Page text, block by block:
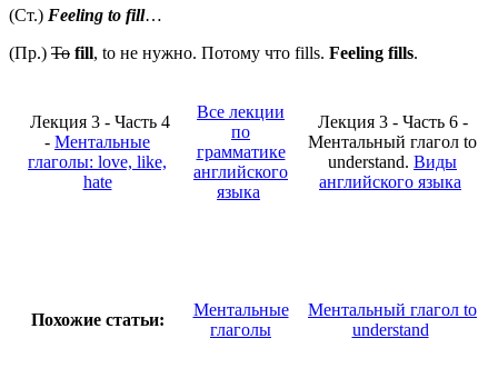
(Ст.) Feeling to fill…
(Пр.) To fill, to не нужно. Потому что fills. Feeling fills.
Лекция 3 - Часть 4
- Ментальные
глаголы: love, like,
hate
Все лекции
по
грамматике
английского
языка
Лекция 3 - Часть 6 -
Ментальный глагол to
understand. Виды
английского языка
Похожие статьи:
Ментальные
глаголы
Ментальный глагол to
understand